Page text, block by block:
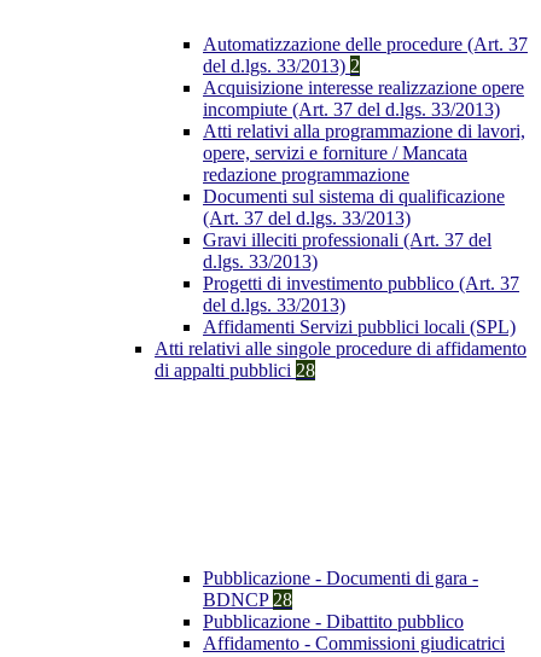
Automatizzazione delle procedure (Art. 37
del d.lgs. 33/2013) 2
Acquisizione interesse realizzazione opere
incompiute (Art. 37 del d.lgs. 33/2013)
Atti relativi alla programmazione di lavori,
opere, servizi e forniture / Mancata
redazione programmazione
Documenti sul sistema di qualificazione
(Art. 37 del d.lgs. 33/2013)
Gravi illeciti professionali (Art. 37 del
d.lgs. 33/2013)
Progetti di investimento pubblico (Art. 37
del d.lgs. 33/2013)
Affidamenti Servizi pubblici locali (SPL)
Atti relativi alle singole procedure di affidamento
di appalti pubblici 28
Pubblicazione - Documenti di gara -
BDNCP 28
Pubblicazione - Dibattito pubblico
Affidamento - Commissioni giudicatrici